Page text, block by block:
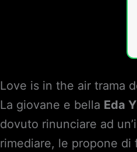
Love is in the air trama
La giovane e bella Eda
dovuto rinunciare ad
rimediare, le propone di